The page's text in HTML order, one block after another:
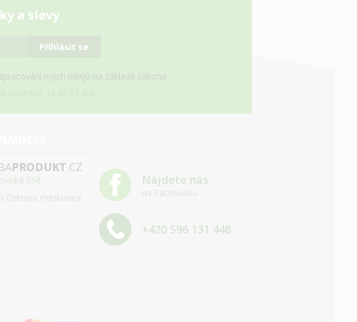
a slevy
Přihlásit se
mých údajů na základě zákona
PRODUKT.CZ
558
Ostrava Petřkovice
Nájdete nás
na Facebooku
+420 596 131 448